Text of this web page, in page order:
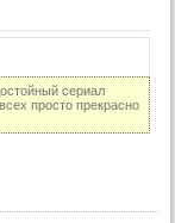
сериал
просто прекрасно